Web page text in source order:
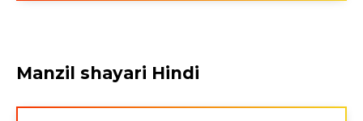
Manzil shayari Hindi